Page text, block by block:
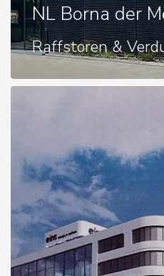
NL Borna der
Raffstoren &